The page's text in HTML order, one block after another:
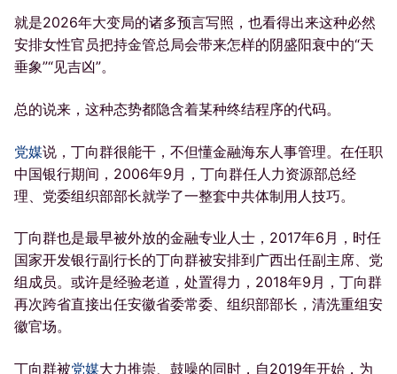
就是2026年大变局的诸多预言写照，也看得出来这种必然
安排女性官员把持金管总局会带来怎样的阴盛阳衰中的“天
垂象”“见吉凶”。
总的说来，这种态势都隐含着某种终结程序的代码。
党媒说，丁向群很能干，不但懂金融海东人事管理。在任职
中国银行期间，2006年9月，丁向群任人力资源部总经
理、党委组织部部长就学了一整套中共体制用人技巧。
丁向群也是最早被外放的金融专业人士，2017年6月，时任
国家开发银行副行长的丁向群被安排到广西出任副主席、党
组成员。或许是经验老道，处置得力，2018年9月，丁向群
再次跨省直接出任安徽省委常委、组织部部长，清洗重组安
徽官场。
丁向群被党媒大力推崇、鼓噪的同时，自2019年开始，为